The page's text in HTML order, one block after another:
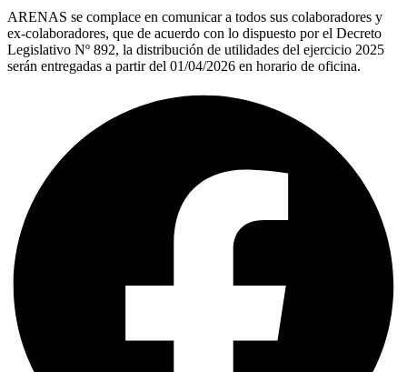
ARENAS se complace en comunicar a todos sus colaboradores y
ex-colaboradores, que de acuerdo con lo dispuesto por el Decreto
Legislativo Nº 892, la distribución de utilidades del ejercicio 2025
serán entregadas a partir del 01/04/2026 en horario de oficina.